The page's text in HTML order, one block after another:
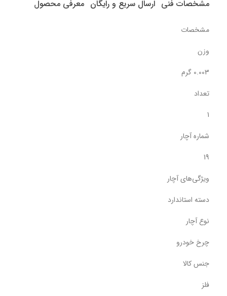
مشخصات فنی ارسال سریع و رایگان معرفی محصول
مشخصات
وزن
0.003 گرم
تعداد
1
شماره آچار
19
ویژگی‌های آچار
دسته استاندارد
نوع آچار
چرخ خودرو
جنس کالا
فلز